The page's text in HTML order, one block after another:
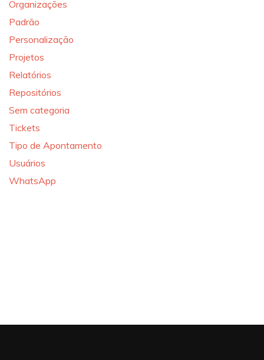
Organizações
Padrão
Personalização
Projetos
Relatórios
Repositórios
Sem categoria
Tickets
Tipo de Apontamento
Usuários
WhatsApp